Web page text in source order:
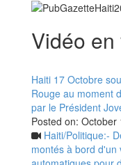
Vidéo
Haiti 17 Octobre
Rouge au moment
par le Président
Posted on: October
Haiti/Politique:-
montés à bord d'un